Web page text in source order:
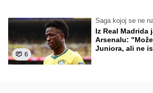
6
Saga kojoj se ne
Iz Real Madrida
Arsenalu:
Juniora, ali ne